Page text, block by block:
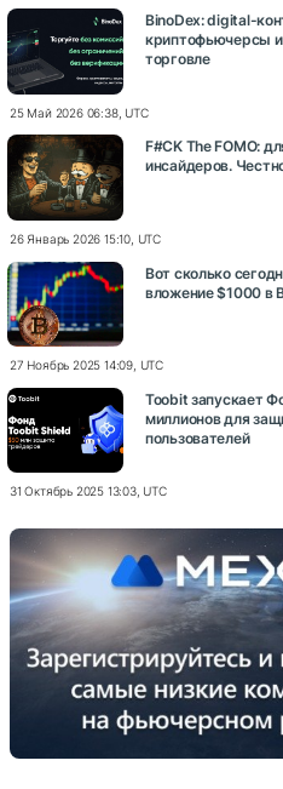
BinoDex: digital-
криптофьючерсы
торговле
25 Май 2026 06:38, UTC
F#CK The FOMO:
инсайдеров.
26 Январь 2026 15:10, UTC
Вот сколько
вложение $1000 в
27 Ноябрь 2025 14:09, UTC
Toobit запускает
миллионов для
пользователей
31 Октябрь 2025 13:03, UTC